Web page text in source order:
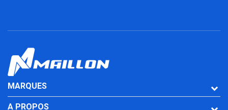
MARQUES
A PROPOS